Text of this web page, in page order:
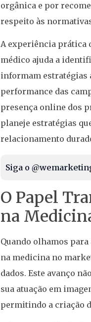
orgânica e por
respeito às
A experiência prática
médico ajuda a
informam estratégias
performance das
presença online dos
planeje estratégias
relacionamento
Siga o
O Papel
na
Quando olhamos
na medicina no
dados. Este avanço
sua atuação em
permitindo a criação